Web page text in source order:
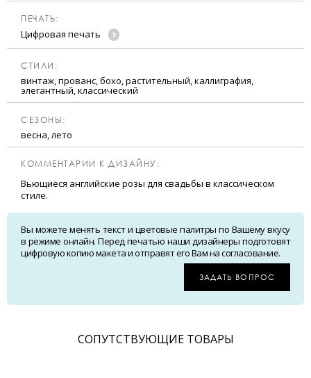
ПЕЧАТЬ:
Цифровая печать
CТИЛИ:
винтаж, прованс, бохо, растительный, каллиграфия,
элегантный, классический
CЕЗОНЫ:
весна, лето
КОММЕНТАРИИ К ДИЗАЙНУ:
Вьющиеся английские розы для свадьбы в классическом
стиле.
Вы можете менять текст и цветовые палитры по Вашему вкусу
в режиме онлайн. Перед печатью наши дизайнеры подготовят
цифровую копию макета и отправят его Вам на согласование.
ЗАДАТЬ ВОПРОС
CОПУТСТВУЮЩИЕ ТОВАРЫ